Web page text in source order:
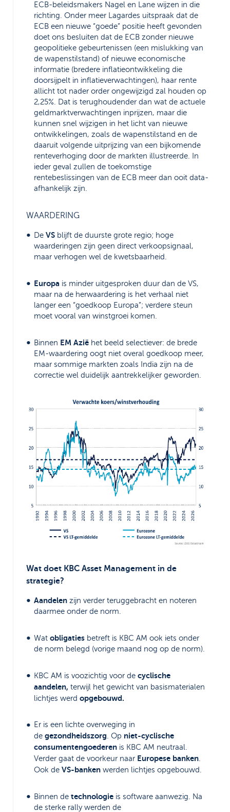
ECB-beleidsmakers Nagel en Lane wijzen in die
richting. Onder meer Lagardes uitspraak dat de
ECB een nieuwe “goede” positie heeft gevonden
doet ons besluiten dat de ECB zonder nieuwe
geopolitieke gebeurtenissen (een mislukking van
de wapenstilstand) of nieuwe economische
informatie (bredere inflatieontwikkeling die
doorsijpelt in inflatieverwachtingen), haar rente
allicht tot nader order ongewijzigd zal houden op
2,25%. Dat is terughoudender dan wat de actuele
geldmarktverwachtingen inprijzen, maar die
kunnen snel wijzigen in het licht van nieuwe
ontwikkelingen, zoals de wapenstilstand en de
daaruit volgende uitprijzing van een bijkomende
renteverhoging door de markten illustreerde. In
ieder geval zullen de toekomstige
rentebeslissingen van de ECB meer dan ooit data-
afhankelijk zijn.
WAARDERING
De VS blijft de duurste grote regio; hoge
waarderingen zijn geen direct verkoopsignaal,
maar verhogen wel de kwetsbaarheid.
Europa is minder uitgesproken duur dan de VS,
maar na de herwaardering is het verhaal niet
langer een “goedkoop Europa”; verdere steun
moet vooral van winstgroei komen.
Binnen EM Azië het beeld selectiever: de brede
EM-waardering oogt niet overal goedkoop meer,
maar sommige markten zoals India zijn na de
correctie wel duidelijk aantrekkelijker geworden.
Wat doet KBC Asset Management in de
strategie?
Aandelen zijn verder teruggebracht en noteren
daarmee onder de norm.
Wat obligaties betreft is KBC AM ook iets onder
de norm belegd (vorige maand nog op de norm).
KBC AM is voozichtig voor de cyclische
aandelen, terwijl het gewicht van basismaterialen
lichtjes werd opgebouwd.
Er is een lichte overweging in
de gezondheidszorg . Op niet-cyclische
consumentengoederen is KBC AM neutraal.
Verder gaat de voorkeur naar Europese banken
Ook de VS-banken werden lichtjes opgebouwd.
Binnen de technologie is software aanwezig. Na
de sterke rally werden de